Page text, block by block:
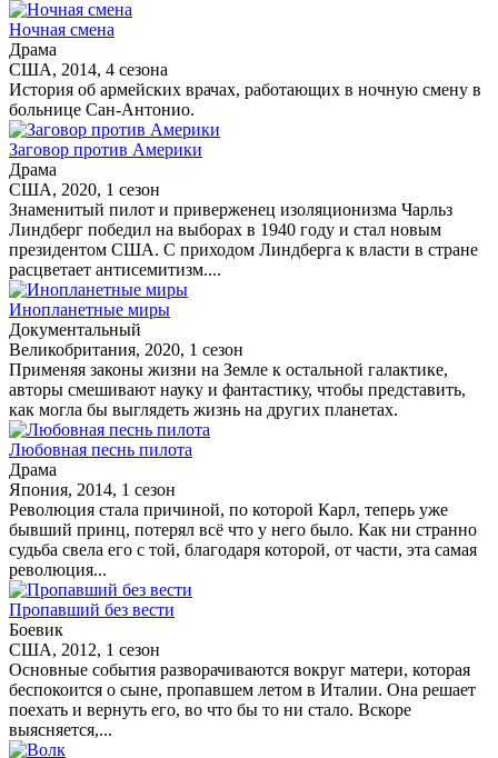
Ночная смена
Драма
США, 2014, 4 сезона
История об армейских врачах, работающих в ночную смену в
больнице Сан-Антонио.
Заговор против Америки
Драма
США, 2020, 1 сезон
Знаменитый пилот и приверженец изоляционизма Чарльз
Линдберг победил на выборах в 1940 году и стал новым
президентом США. С приходом Линдберга к власти в стране
расцветает антисемитизм....
Инопланетные миры
Документальный
Великобритания, 2020, 1 сезон
Применяя законы жизни на Земле к остальной галактике,
авторы смешивают науку и фантастику, чтобы представить,
как могла бы выглядеть жизнь на других планетах.
Любовная песнь пилота
Драма
Япония, 2014, 1 сезон
Революция стала причиной, по которой Карл, теперь уже
бывший принц, потерял всё что у него было. Как ни странно
судьба свела его с той, благодаря которой, от части, эта самая
революция...
Пропавший без вести
Боевик
США, 2012, 1 сезон
Основные события разворачиваются вокруг матери, которая
беспокоится о сыне, пропавшем летом в Италии. Она решает
поехать и вернуть его, во что бы то ни стало. Вскоре
выясняется,...